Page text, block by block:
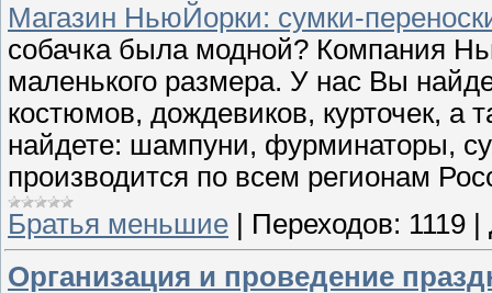
Магазин НьюЙорки: сумки-
собачка была модной? Компания
маленького размера. У нас Вы
костюмов, дождевиков, курточек, а
найдете: шампуни, фурминаторы,
производится по всем регионам
Братья меньшие
Переходов: 1119
Организация и проведение